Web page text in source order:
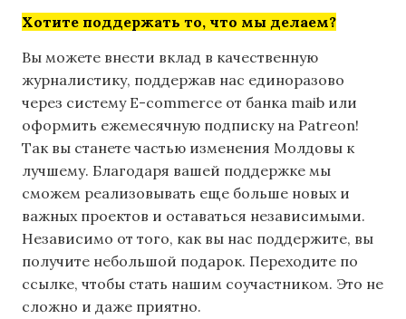
Хотите поддержать то, что мы делаем?
Вы можете внести вклад в качественную
журналистику, поддержав нас единоразово
через систему E-commerce от банка maib или
оформить ежемесячную подписку на Patreon!
Так вы станете частью изменения Молдовы к
лучшему. Благодаря вашей поддержке мы
сможем реализовывать еще больше новых и
важных проектов и оставаться независимыми.
Независимо от того, как вы нас поддержите, вы
получите небольшой подарок. Переходите по
ссылке, чтобы стать нашим соучастником. Это не
сложно и даже приятно.